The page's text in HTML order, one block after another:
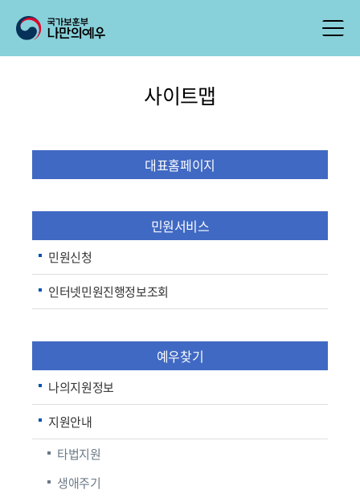
사이트맵
대표홈페이지
민원서비스
민원신청
인터넷민원진행정보조회
예우찾기
나의지원정보
지원안내
타법지원
생애주기